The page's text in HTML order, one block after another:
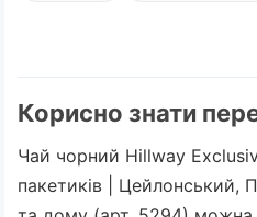
Корисно знати
Чай чорний Hillway
пакетиків | Цейлонський,